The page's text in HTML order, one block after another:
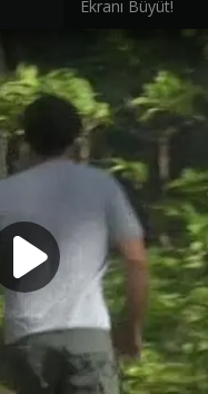
Ekranı Büyüt!